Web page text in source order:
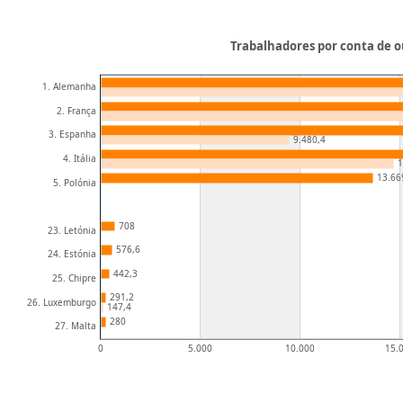
0 5.000 10.000
1. Alemanha
2. França
3. Espanha
4. Itália
5. Polónia
23. Letónia
24. Estónia
25. Chipre
26. Luxemburgo
27. Malta
708
576,6
442,3
291,2
280
9.480,4
147,4
Trabalhadores por conta de